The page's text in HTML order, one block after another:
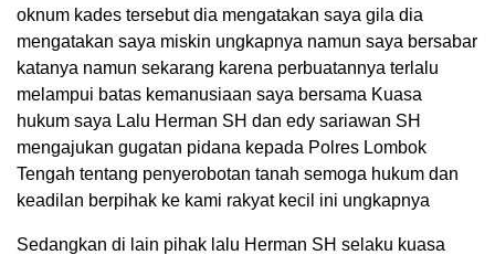
oknum kades tersebut dia mengatakan saya gila dia
mengatakan saya miskin ungkapnya namun saya bersabar
katanya namun sekarang karena perbuatannya terlalu
melampui batas kemanusiaan saya bersama Kuasa
hukum saya Lalu Herman SH dan edy sariawan SH
mengajukan gugatan pidana kepada Polres Lombok
Tengah tentang penyerobotan tanah semoga hukum dan
keadilan berpihak ke kami rakyat kecil ini ungkapnya
Sedangkan di lain pihak lalu Herman SH selaku kuasa